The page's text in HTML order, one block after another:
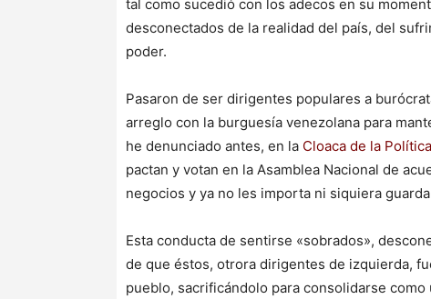
tal como sucedió con los adecos en su
desconectados de la realidad del país, del
poder.
Pasaron de ser dirigentes populares a
arreglo con la burguesía venezolana para
he denunciado antes, en la Cloaca de la
pactan y votan en la Asamblea Nacional de
negocios y ya no les importa ni siquiera
Esta conducta de sentirse «sobrados»,
de que éstos, otrora dirigentes de izquierda,
pueblo, sacrificándolo para consolidarse